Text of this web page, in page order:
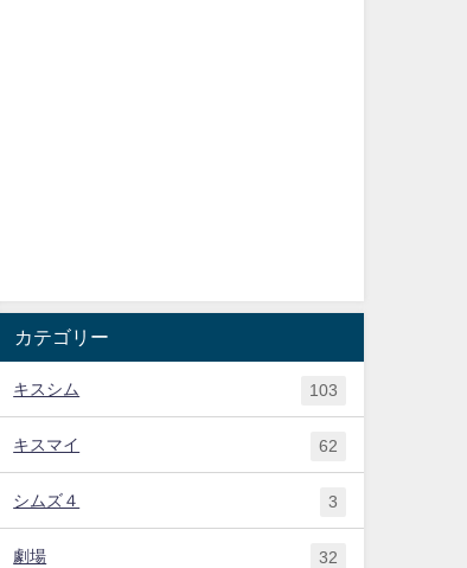
カテゴリー
キスシム 103
キスマイ 62
シムズ４ 3
劇場 32